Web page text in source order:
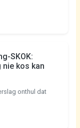
SKOK:
nie kos kan
onthul dat